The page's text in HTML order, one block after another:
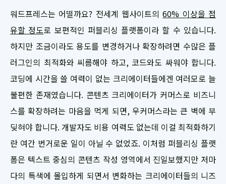
워드프레스는 어떨까요? 전세계 웹사이트의60% 이상을 점
유할 정도로 보편적인 퍼블리싱 플랫폼이라 할 수 있습니다.
하지만 조금이라도 용도를 변경하거나 확장하려면 수많은 플
러그인의 최적화와 씨름해야 하고, 코드와도 싸워야 합니다.
코딩에 시간을 쓸 여력이 없는 크리에이터들에겐 여러모로 늘
불편한 존재였습니다. 콘텐츠 크리에이터가 커머스로 비즈니
스를 확장하려는 마음을 먹게 되면, 우커머스라는 큰 벽에 부
딪혀야 합니다. 개발자도 비용 여력도 없는데 이걸 최적화하기
란 여간 번거로운 일이 아닐 수 없었죠. 이처럼 퍼블리싱 플랫
폼은 텍스트 중심의 콘텐츠 작성 영역에서 진일보했지만 저마
다의 특색에 몰입하게 되면서 변화하는 크리에이터들의 니즈